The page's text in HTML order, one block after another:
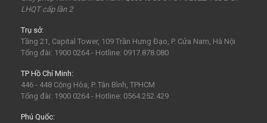
Sa Pa
30Thg4
Nha Trang
biểu tượng may mắn
con vật may mắn
osaka
du lịch Nhật Bản 7 ngày
khách sạn con nhộng
fukuoka Lào
bar Nhật Bản
LHQT cấp lần 2
Trụ sở:
Tầng 21, Capital Tower, 109 Trần Hưng Đạo, P. Cửa Nam, Hà Nội
Tổng đài: 1900 0264 - Hotline: 0917.878.080
TP Hồ Chí Minh:
446 - 448 Cộng Hòa, P. Tân Bình, TPHCM
Tổng đài: 1900 0264 - Hotline: 0564.252.429
Phú Quốc: